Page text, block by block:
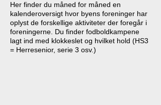
Her finder du måned for måned en
kalenderoversigt hvor byens foreninger har
oplyst de forskellige aktiviteter der foregår i
foreningerne. Du finder fodboldkampene
lagt ind med klokkeslet og hvilket hold (HS3
= Herresenior, serie 3 osv.)